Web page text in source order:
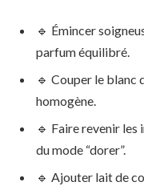
🔹 Émincer
parfum équilibré.
🔹 Couper le blanc
homogène.
🔹 Faire revenir les
du mode “dorer”.
🔹 Ajouter lait de